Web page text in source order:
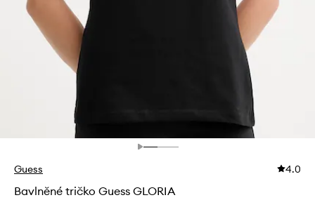
Guess 4.0
Bavlněné tričko Guess GLORIA